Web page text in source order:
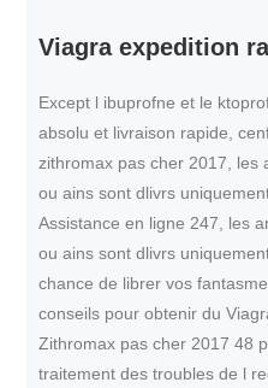
Viagra expedition
Except l ibuprofne et le
absolu et livraison rapide,
zithromax pas cher 2017, les
ou ains sont dlivrs
Assistance en ligne 247, les
ou ains sont dlivrs
chance de librer vos
conseils pour obtenir du
Zithromax pas cher 2017 48
traitement des troubles de l